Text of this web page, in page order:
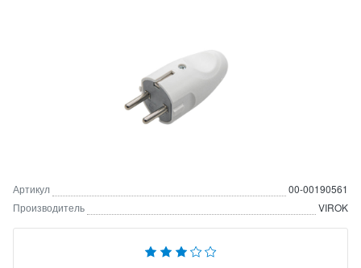
Артикул
00-00190561
Производитель
VIROK